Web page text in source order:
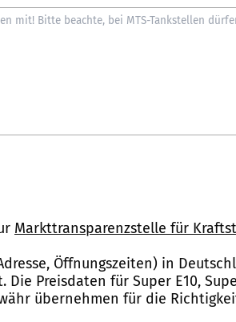
Markttransparenzstelle für
Öffnungszeiten) in
Die Preisdaten für Super E10,
übernehmen für die